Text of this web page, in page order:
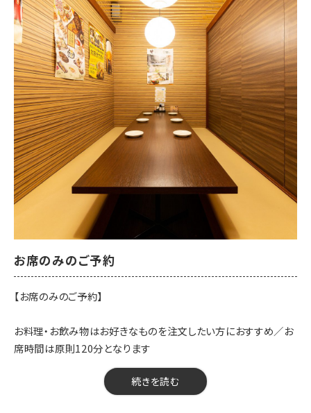
【開催期間】2026年3月17日～
【来店時間】16時00分～23時15分
【予約期限】当日（23時までにご予約ください）
※※お席時間原則120分／ラストオーダー30分前／お通し代別
お席のみのご予約
【お席のみのご予約】
お料理・お飲み物はお好きなものを注文したい方におすすめ／お
席時間は原則120分となります
続きを読む